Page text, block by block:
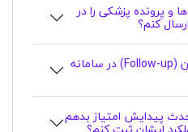
و پرونده پزشکی را در
کنم؟
آیا امکان ارسال گزارش درمان (Follow-up) در سامانه
پیدایش امتیاز بدهم